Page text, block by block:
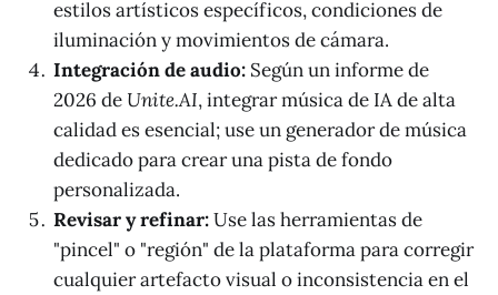
estilos artísticos específicos, condiciones de
iluminación y movimientos de cámara.
Integración de audio: Según un informe de
2026 de Unite.AI, integrar música de IA de alta
calidad es esencial; use un generador de música
dedicado para crear una pista de fondo
personalizada.
Revisar y refinar:Use las herramientas de
"pincel" o "región" de la plataforma para corregir
cualquier artefacto visual o inconsistencia en el